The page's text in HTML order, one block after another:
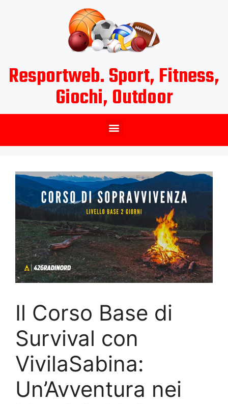
Resportweb. Sport, Fitness,
Giochi, Outdoor
Il Corso Base di
Survival con
VivilaSabina:
Un’Avventura nei